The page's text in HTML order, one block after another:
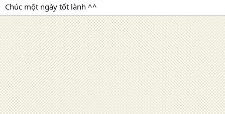
Chúc một ngày tốt lành ^^